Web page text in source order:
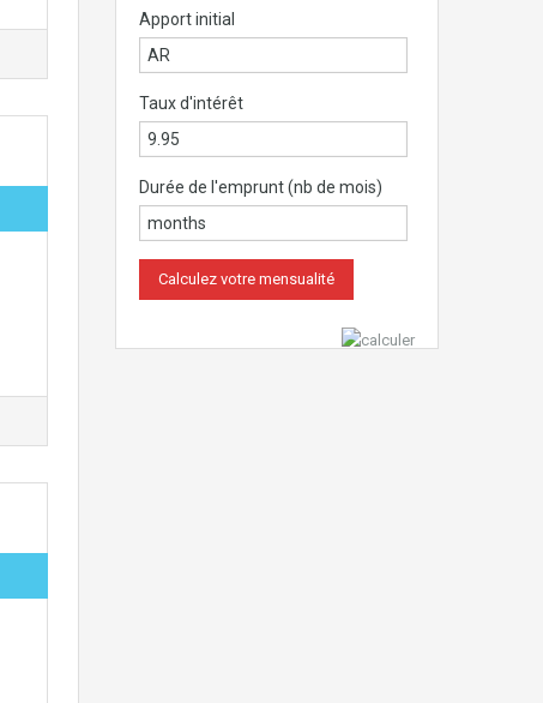
Apport initial
Taux d'intérêt
Durée de l'emprunt (nb de mois)